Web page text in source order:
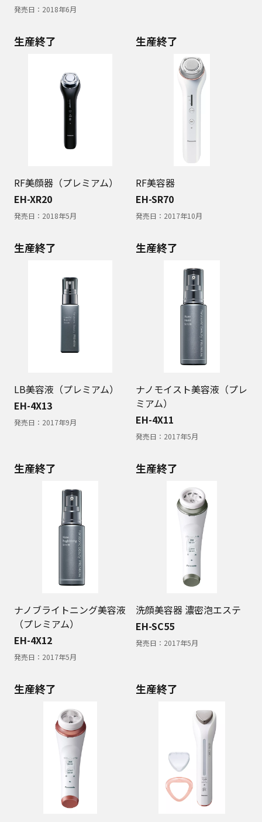
発売日： 2018年6月
生産終了
RF美顔器（プレミアム）
EH-XR20
発売日： 2018年5月
生産終了
RF美容器
EH-SR70
発売日： 2017年10月
生産終了
LB美容液（プレミアム）
EH-4X13
発売日： 2017年9月
生産終了
ナノモイスト美容液（プレ
ミアム）
EH-4X11
発売日： 2017年5月
生産終了
ナノブライトニング美容液
（プレミアム）
EH-4X12
発売日： 2017年5月
生産終了
洗顔美容器 濃密泡エステ
EH-SC55
発売日： 2017年5月
生産終了 生産終了